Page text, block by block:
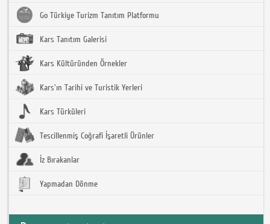
Go Türkiye Turizm Tanıtım Platformu
Kars Tanıtım Galerisi
Kars Kültüründen Örnekler
Kars'ın Tarihi ve Turistik Yerleri
Kars Türküleri
Tescillenmiş Coğrafi İşaretli Ürünler
İz Bırakanlar
Yapmadan Dönme